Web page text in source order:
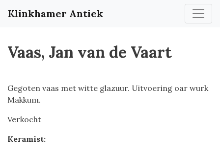
Klinkhamer Antiek
Vaas, Jan van de Vaart
Gegoten vaas met witte glazuur. Uitvoering oar wurk
Makkum.
Verkocht
Keramist: